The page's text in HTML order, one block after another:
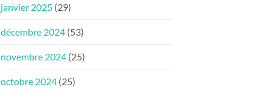
janvier 2025 (29)
décembre 2024 (53)
novembre 2024 (25)
octobre 2024 (25)